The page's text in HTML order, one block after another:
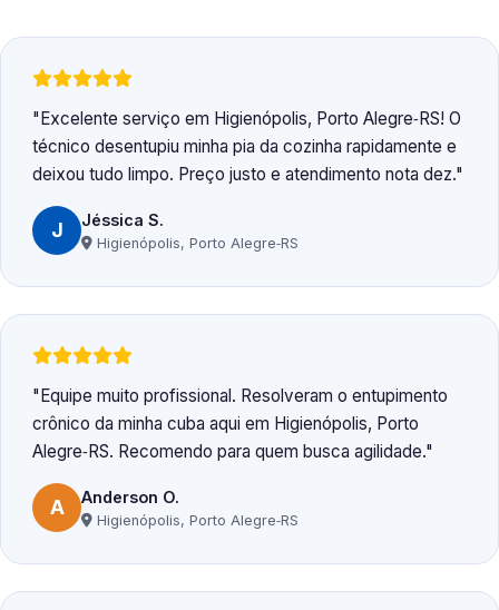
Excelente serviço em Higienópolis, Porto Alegre‑RS! O
técnico desentupiu minha pia da cozinha rapidamente e
deixou tudo limpo. Preço justo e atendimento nota dez.
J Jéssica S.
Higienópolis, Porto Alegre‑RS
Equipe muito profissional. Resolveram o entupimento
crônico da minha cuba aqui em Higienópolis, Porto
Alegre‑RS. Recomendo para quem busca agilidade.
A Anderson O.
Higienópolis, Porto Alegre‑RS